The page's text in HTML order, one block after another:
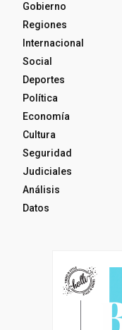
Gobierno
Regiones
Internacional
Social
Deportes
Política
Economía
Cultura
Seguridad
Judiciales
Análisis
Datos